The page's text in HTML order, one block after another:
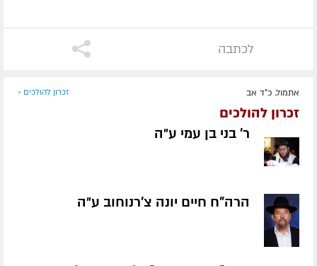
לכתבה
אתמול, כ"ד אב זכרון להולכים »
זכרון להולכים
ר' בני בן עמי ע״ה
הרה"ח חיים יונה צ'רנוחוב ע״ה